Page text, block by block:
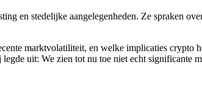
en stedelijke aangelegenheden. Ze spraken
marktvolatiliteit, en welke implicaties crypto
uit: We zien tot nu toe niet echt significante